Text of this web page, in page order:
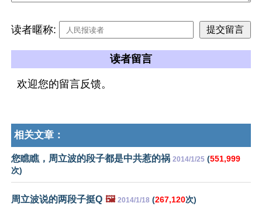
读者暱称:
读者留言
欢迎您的留言反馈。
相关文章：
您瞧瞧，周立波的段子都是中共惹的祸 2014/1/25 (551,999
次)
周立波说的两段子挺Q 🖼️ 2014/1/18 (267,120次)